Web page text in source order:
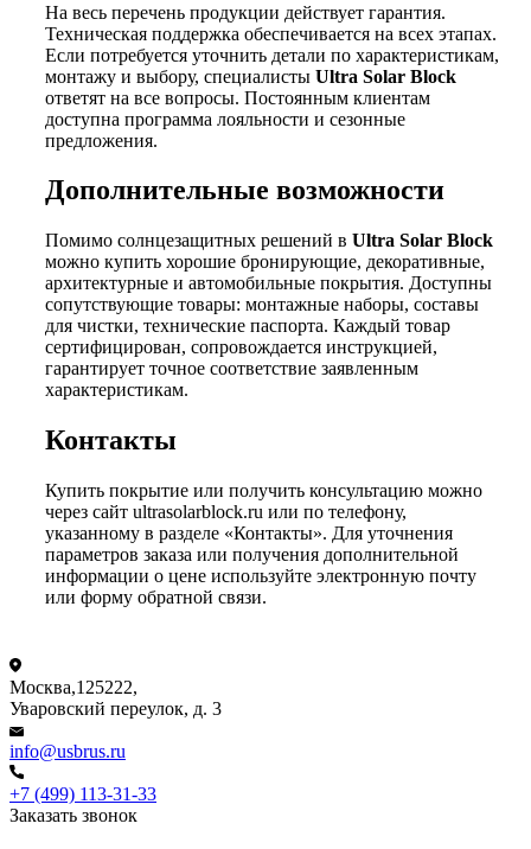
На весь перечень продукции действует гарантия.
Техническая поддержка обеспечивается на всех этапах.
Если потребуется уточнить детали по характеристикам,
монтажу и выбору, специалисты Ultra Solar Block
ответят на все вопросы. Постоянным клиентам
доступна программа лояльности и сезонные
предложения.
Дополнительные возможности
Помимо солнцезащитных решений в Ultra Solar Block
можно купить хорошие бронирующие, декоративные,
архитектурные и автомобильные покрытия. Доступны
сопутствующие товары: монтажные наборы, составы
для чистки, технические паспорта. Каждый товар
сертифицирован, сопровождается инструкцией,
гарантирует точное соответствие заявленным
характеристикам.
Контакты
Купить покрытие или получить консультацию можно
через сайт ultrasolarblock.ru или по телефону,
указанному в разделе «Контакты». Для уточнения
параметров заказа или получения дополнительной
информации о цене используйте электронную почту
или форму обратной связи.
Москва,125222,
Уваровский переулок, д. 3
info@usbrus.ru
+7 (499) 113-31-33
Заказать звонок